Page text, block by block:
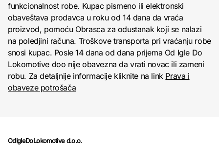
funkcionalnost robe. Kupac pismeno ili elektronski
obaveštava prodavca u roku od 14 dana da vraća
proizvod, pomoću Obrasca za odustanak koji se nalazi
na poledjini računa. Troškove transporta pri vraćanju robe
snosi kupac. Posle 14 dana od dana prijema Od Igle Do
Lokomotive doo nije obavezna da vrati novac ili zameni
robu. Za detaljnije informacije kliknite na link Prava i
obaveze potrošača
OdIgleDoLokomotive d.o.o.